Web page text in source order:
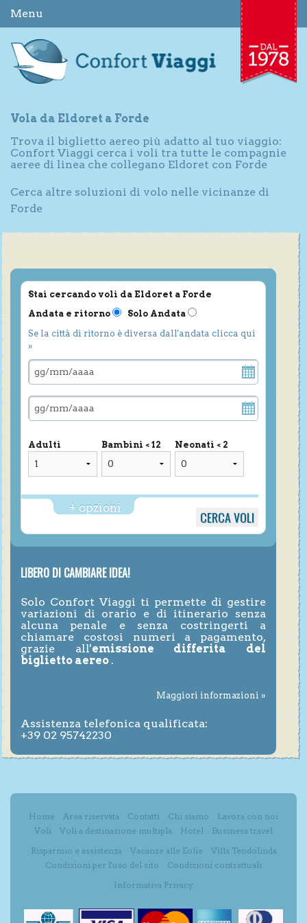
Menu
Vola da Eldoret a Forde
Trova il biglietto aereo più adatto al tuo viaggio:
Confort Viaggi cerca i voli tra tutte le compagnie
aeree di linea che collegano Eldoret con Forde
Cerca altre soluzioni di volo nelle vicinanze di
Forde
Stai cercando voli da Eldoret a Forde
Andata e ritorno
Solo Andata
Se la città di ritorno è diversa dall'andata clicca qui
»
Adulti Bambini < 12 Neonati < 2
+ opzioni
LIBERO DI CAMBIARE IDEA!
Solo Confort Viaggi ti permette di gestire
variazioni di orario e di itinerario senza
alcuna penale e senza costringerti a
chiamare costosi numeri a pagamento,
grazie all'emissione differita del
biglietto aereo .
Maggiori informazioni »
Assistenza telefonica qualificata:
+39 02 95742230
Home Area riservata Contatti Chi siamo
Lavora con noi
Voli
Voli a destinazione multipla Hotel
Business travel
Risparmio e assistenza
Vacanze alle Eolie
Villa Teodolinda
Condizioni per l'uso del sito
Condizioni contrattuali
Informativa Privacy